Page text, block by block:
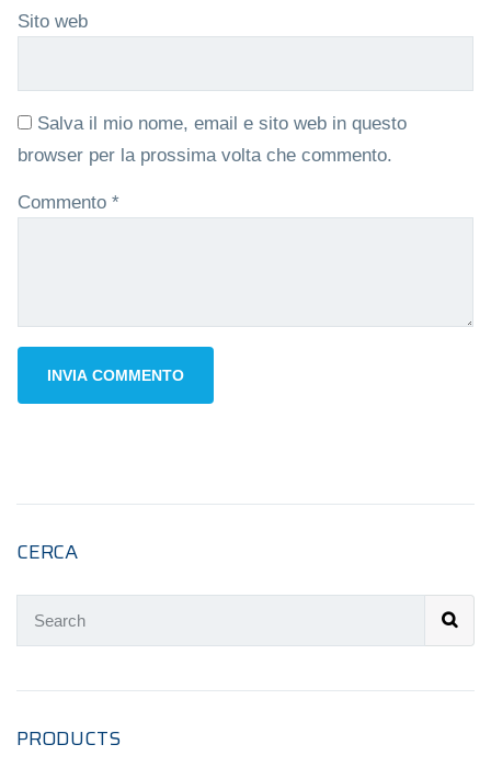
Sito web
Salva il mio nome, email e sito web in questo
browser per la prossima volta che commento.
Commento *
CERCA
PRODUCTS